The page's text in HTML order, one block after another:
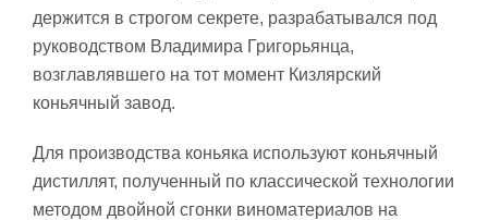
держится в строгом секрете, разрабатывался под
руководством Владимира Григорьянца,
возглавлявшего на тот момент Кизлярский
коньячный завод.
Для производства коньяка используют коньячный
дистиллят, полученный по классической технологии
методом двойной сгонки виноматериалов на